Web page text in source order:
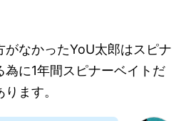
なかったYoU太郎はスピナ
に1年間スピナーベイトだ
ます。